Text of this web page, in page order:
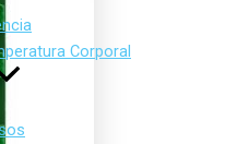
Corporal